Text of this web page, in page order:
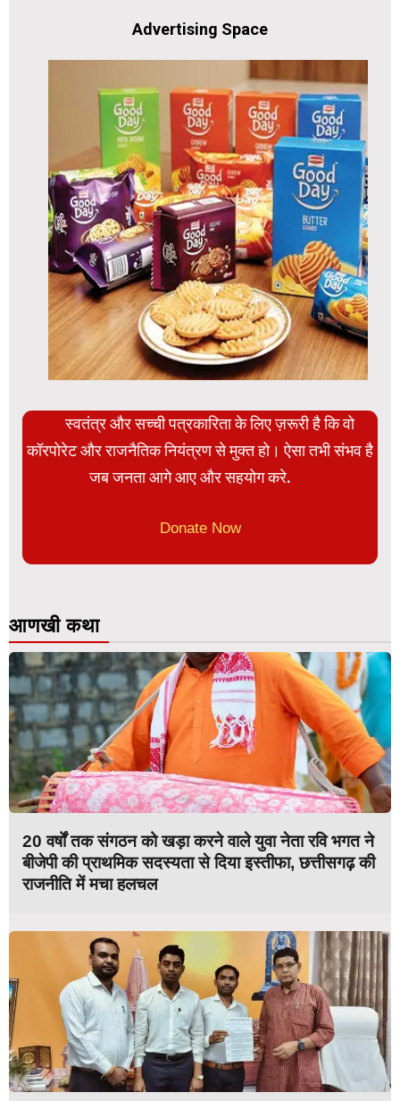
Advertising Space
स्वतंत्र और सच्ची पत्रकारिता के लिए ज़रूरी है कि वो
कॉरपोरेट और राजनैतिक नियंत्रण से मुक्त हो। ऐसा तभी संभव है
जब जनता आगे आए और सहयोग करे.
Donate Now
आणखी कथा
20 वर्षों तक संगठन को खड़ा करने वाले युवा नेता रवि भगत ने
बीजेपी की प्राथमिक सदस्यता से दिया इस्तीफा, छत्तीसगढ़ की
राजनीति में मचा हलचल